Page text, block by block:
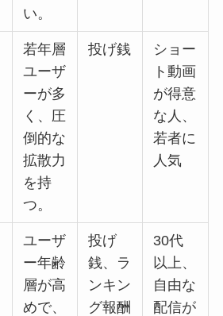
い。
若年層
ユーザ
ーが多
く、圧
倒的な
拡散力
を持
つ。
投げ銭
ショー
ト動画
が得意
な人、
若者に
人気
ユーザ
ー年齢
層が高
めで、
投げ
銭、ラ
ンキン
グ報酬
30代
以上、
自由な
配信が